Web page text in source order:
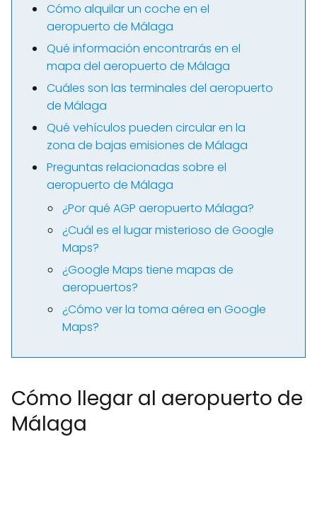
Cómo alquilar un coche en el
aeropuerto de Málaga
Qué información encontrarás en el
mapa del aeropuerto de Málaga
Cuáles son las terminales del aeropuerto
de Málaga
Qué vehículos pueden circular en la
zona de bajas emisiones de Málaga
Preguntas relacionadas sobre el
aeropuerto de Málaga
¿Por qué AGP aeropuerto Málaga?
¿Cuál es el lugar misterioso de Google
Maps?
¿Google Maps tiene mapas de
aeropuertos?
¿Cómo ver la toma aérea en Google
Maps?
Cómo llegar al aeropuerto de
Málaga